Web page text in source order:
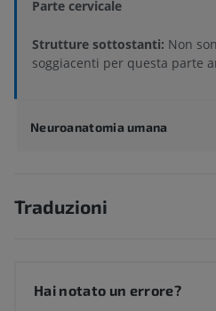
Parte cervicale
Strutture sottostanti: Non
soggiacenti per questa parte
Neuroanatomia umana
Traduzioni
Hai notato un errore?